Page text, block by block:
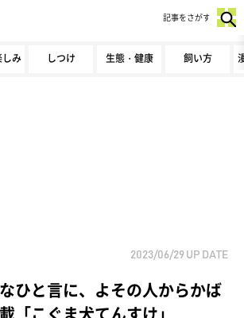
み しつけ 生態・健康 飼い方
記事をさがす
2023/06/29 UP DATE
ひと言に、よその人からかば